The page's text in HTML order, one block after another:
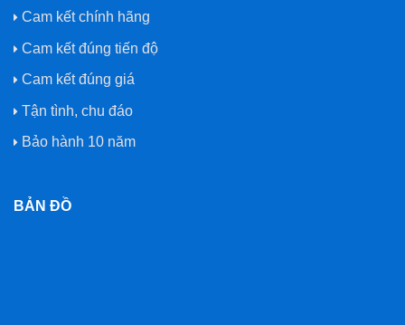
Cam kết chính hãng
Cam kết đúng tiến độ
Cam kết đúng giá
Tận tình, chu đáo
Bảo hành 10 năm
BẢN ĐỒ